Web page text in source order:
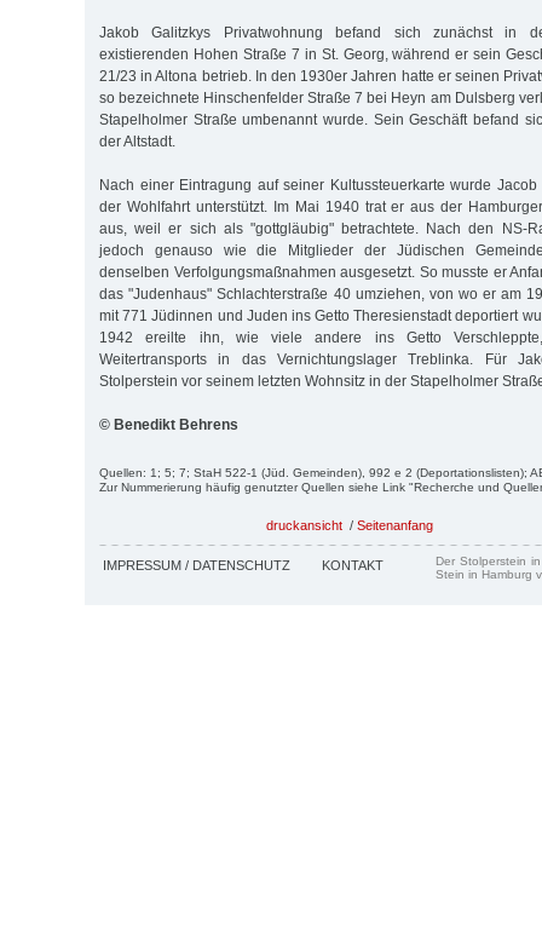
Jakob Galitzkys Privatwohnung befand sich zunächst in
existierenden Hohen Straße 7 in St. Georg, während er sein
21/23 in Altona betrieb. In den 1930er Jahren hatte er seinen
so bezeichnete Hinschenfelder Straße 7 bei Heyn am Dulsberg
Stapelholmer Straße umbenannt wurde. Sein Geschäft befand
der Altstadt.
Nach einer Eintragung auf seiner Kultussteuerkarte wurde
der Wohlfahrt unterstützt. Im Mai 1940 trat er aus der
aus, weil er sich als "gottgläubig" betrachtete. Nach den NS-
jedoch genauso wie die Mitglieder der Jüdischen
denselben Verfolgungsmaßnahmen ausgesetzt. So musste er
das "Judenhaus" Schlachterstraße 40 umziehen, von wo er am
mit 771 Jüdinnen und Juden ins Getto Theresienstadt deportiert
1942 ereilte ihn, wie viele andere ins Getto
Weitertransports in das Vernichtungslager Treblinka. Für
Stolperstein vor seinem letzten Wohnsitz in der Stapelholmer
© Benedikt Behrens
Quellen: 1; 5; 7; StaH 522-1 (Jüd. Gemeinden), 992 e 2 (Deportationslisten);
Zur Nummerierung häufig genutzter Quellen siehe Link "Recherche und
druckansicht / Seitenanfang
IMPRESSUM / DATENSCHUTZ KONTAKT
Der Stolperstein
Stein in Hamburg